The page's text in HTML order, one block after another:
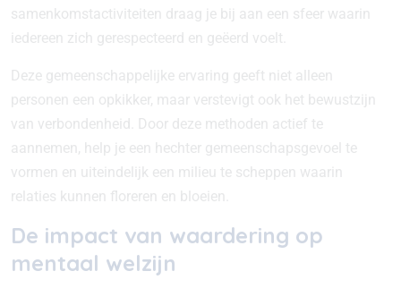
samenkomstactiviteiten draag je bij aan een sfeer waarin
iedereen zich gerespecteerd en geëerd voelt.
Deze gemeenschappelijke ervaring geeft niet alleen
personen een opkikker, maar verstevigt ook het bewustzijn
van verbondenheid. Door deze methoden actief te
aannemen, help je een hechter gemeenschapsgevoel te
vormen en uiteindelijk een milieu te scheppen waarin
relaties kunnen floreren en bloeien.
De impact van waardering op
mentaal welzijn